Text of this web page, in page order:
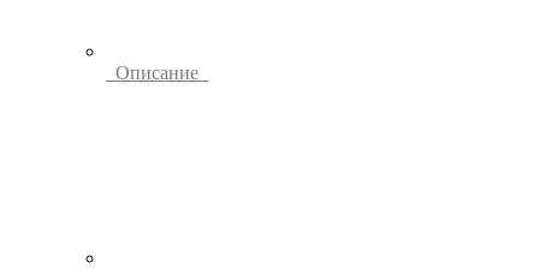
Описание